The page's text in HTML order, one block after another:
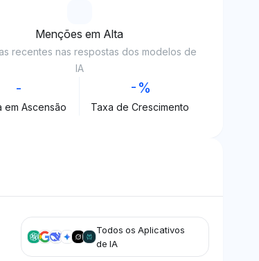
Menções em Alta
recentes nas respostas dos modelos de
IA
-
em Ascensão
-%
Taxa de Crescimento
Todos os Aplicativos
de IA